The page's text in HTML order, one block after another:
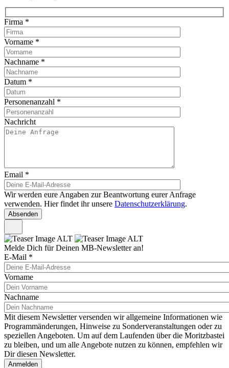
Firma *
Vorname *
Nachname *
Datum *
Personenanzahl *
Nachricht
Email *
Wir werden eure Angaben zur Beantwortung eurer Anfrage
verwenden. Hier findet ihr unsere Datenschutzerklärung.
Melde Dich für Deinen MB-Newsletter an!
E-Mail *
Vorname
Nachname
Mit diesem Newsletter versenden wir allgemeine Informationen wie
Programmänderungen, Hinweise zu Sonderveranstaltungen oder zu
speziellen Angeboten. Um auf dem Laufenden über die Moritzbastei
zu bleiben, und um alle Angebote nutzen zu können, empfehlen wir
Dir diesen Newsletter.